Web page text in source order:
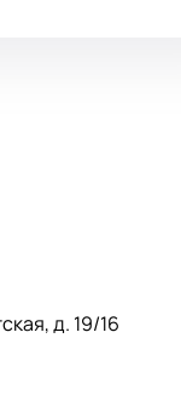
д. 19/16